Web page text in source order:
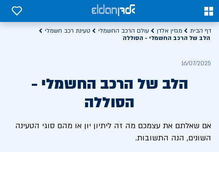
0
0
דף הבית מגזין אלדן עולם הרכב החשמלי
טעינת רכב חשמלי
הלב של הרכב החשמלי - הסוללה
16/07/2025
הלב של הרכב החשמלי -
הסוללה
אם שאלתם את עצמכם מה זה ליתיון יון או מהם סוגי הטעינה
השונים, הנה התשובות.